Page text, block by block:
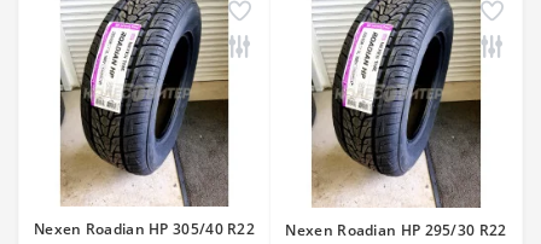
Nexen Roadian HP 305/40 R22
Nexen Roadian HP 295/30 R22